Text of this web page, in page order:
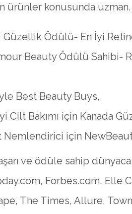
ürünler konusunda uzman.
Güzellik Ödülü- En İyi
Beauty Ödülü Sahibi-
Best Beauty Buys,
Cilt Bakımı için Kanada
Nemlendirici için
ve ödüle sahip
Forbes.com, Elle
The Times, Allure,